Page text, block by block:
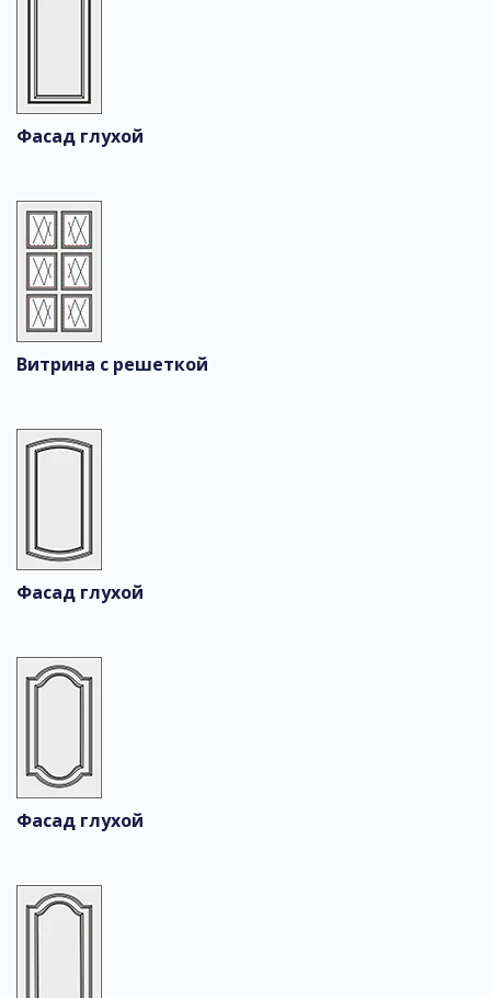
Фасад глухой
Витрина с решеткой
Фасад глухой
Фасад глухой